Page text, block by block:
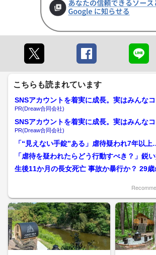
こちらも読まれています
SNSアカウントを着実に成長。実はみんなコ
PR(Dreaw合同会社)
SNSアカウントを着実に成長。実はみんなコ
PR(Dreaw合同会社)
「“見えない手錠”ある」虐待疑われ7年以
確定した今西貴大さん ...
「虐待を疑われたらどう行動すべき？」鋭
弁護士の魅力を知ってもら...
生後11か月の長女死亡 事故か暴行か？ 29